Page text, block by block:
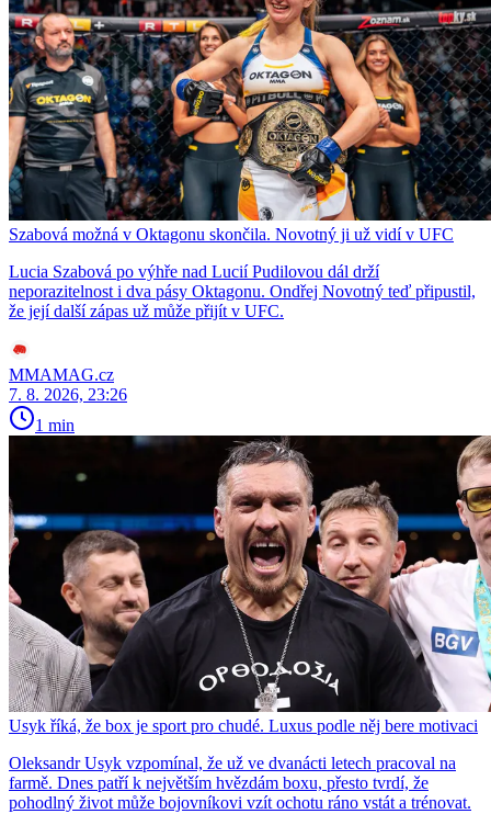
Szabová možná v Oktagonu skončila. Novotný ji už vidí v UFC
Lucia Szabová po výhře nad Lucií Pudilovou dál drží
neporazitelnost i dva pásy Oktagonu. Ondřej Novotný teď připustil,
že její další zápas už může přijít v UFC.
MMAMAG.cz
7. 8. 2026, 23:26
1 min
Usyk říká, že box je sport pro chudé. Luxus podle něj bere motivaci
Oleksandr Usyk vzpomínal, že už ve dvanácti letech pracoval na
farmě. Dnes patří k největším hvězdám boxu, přesto tvrdí, že
pohodlný život může bojovníkovi vzít ochotu ráno vstát a trénovat.